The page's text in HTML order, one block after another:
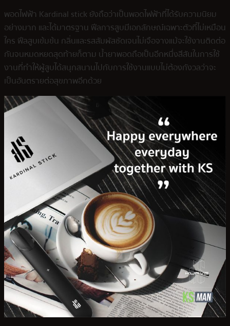
พอดไฟฟ้า Kardinal stick ยังถือว่าเป็นพอดไฟฟ้าที่ได้รับความนิยม
อย่างมาก และได้มาตรฐาน ฟีลการสูบมีเอกลักษณ์เฉพาะตัวที่ไม่เหมือน
ใคร ฟีลสูบเข้มข้น กลิ่นและรสสัมผัสชัดเจนไม่เจือจางแม้จะใช้งานติดต่อ
กันจนหมดหยดสุดท้ายก็ตาม น้ำยาพอดถือเป็นอีกหนึ่งสีสันในการใช้
งานที่ทำให้ผู้สูบได้สนุกสนานไปกับการใช้งานแบบไม่ต้องกังวลว่าจะ
เป็นอันตรายต่อสุขภาพอีกด้วย